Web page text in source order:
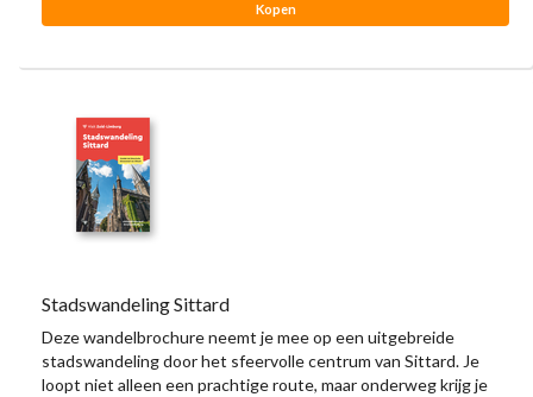
Kopen
Stadswandeling Sittard
Deze wandelbrochure neemt je mee op een uitgebreide
stadswandeling door het sfeervolle centrum van Sittard. Je
loopt niet alleen een prachtige route, maar onderweg krijg je